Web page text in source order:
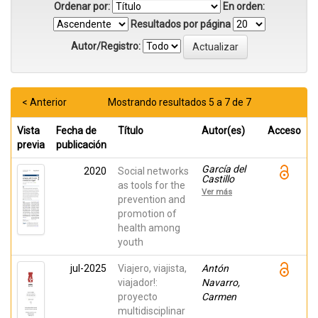
Ordenar por:
En orden:
Resultados por página
Autor/Registro:
Mostrando resultados 5 a 7 de 7
< Anterior
Vista
previa
Fecha de
publicación
Título Autor(es) Acceso
2020
Social networks
as tools for the
prevention and
promotion of
health among
youth
García del
Castillo
Rodríguez,
José
Paulo;
García del
Castillo
López,
Fernando
Ver más
jul-2025
Viajero, viajista,
viajador!:
proyecto
multidisciplinar
Antón
Navarro,
Carmen